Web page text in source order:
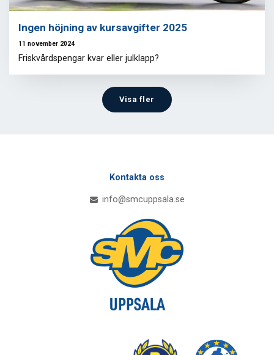
Ingen höjning av kursavgifter 2025
11 november 2024
Friskvårdspengar kvar eller julklapp?
Visa fler
Kontakta oss
info@smcuppsala.se